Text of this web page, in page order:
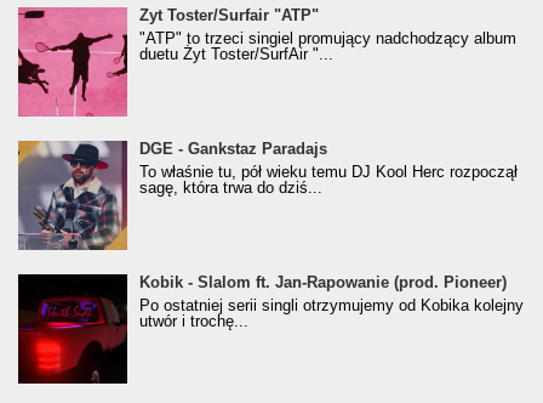
Żyt Toster/SurfAir - ATP VIDEO
Żyt Toster/Surfair "ATP"
"ATP" to trzeci singiel promujący nadchodzący album
duetu Żyt Toster/SurfAir "...
donGURALesko z nagrodą za
Klasyczny/Trueschoolowy Album Roku
(Popkillery 2023)
DGE - Gankstaz Paradajs
To właśnie tu, pół wieku temu DJ Kool Herc rozpoczął
sagę, która trwa do dziś...
Kobik - Slalom ft. Jan-Rapowanie (prod. Pioneer)
[Official Music Visualiser]
Kobik - Slalom ft. Jan-Rapowanie (prod. Pioneer)
Po ostatniej serii singli otrzymujemy od Kobika kolejny
utwór i trochę...